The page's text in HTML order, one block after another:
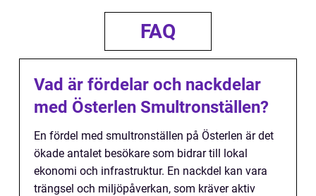
FAQ
Vad är fördelar och nackdelar
med Österlen Smultronställen?
En fördel med smultronställen på Österlen är det
ökade antalet besökare som bidrar till lokal
ekonomi och infrastruktur. En nackdel kan vara
trängsel och miljöpåverkan, som kräver aktiv